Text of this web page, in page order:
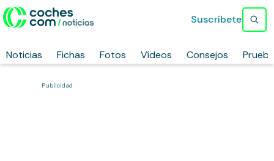
Noticias Fichas Fotos Vídeos Consejos
Suscríbete
Publicidad